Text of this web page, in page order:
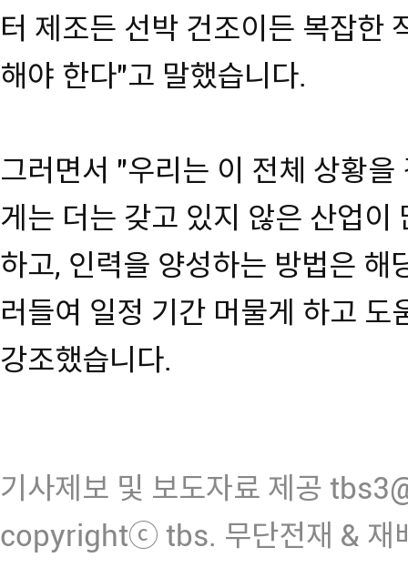
터 제조든 선박 건조이든 복잡한
해야 한다"고 말했습니다.
그러면서 "우리는 이 전체 상황
게는 더는 갖고 있지 않은 산업이
하고, 인력을 양성하는 방법은 해
러들여 일정 기간 머물게 하고
강조했습니다.
기사제보 및 보도자료 제공
copyrightⓒ tbs. 무단전재 & 재